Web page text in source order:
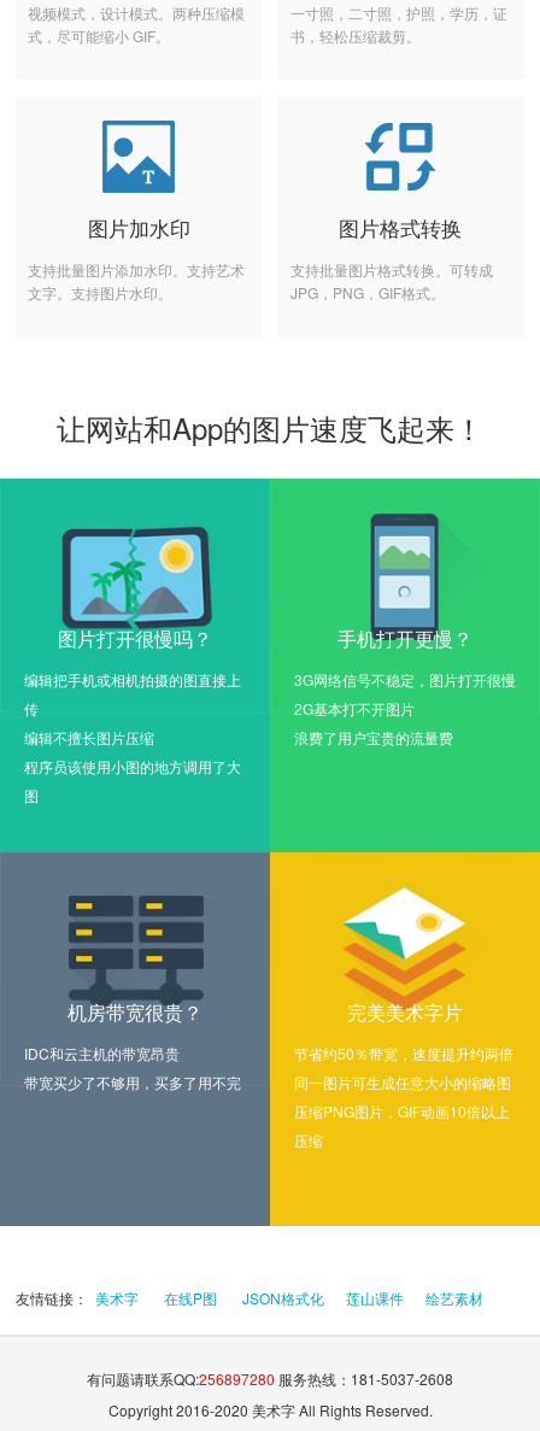
视频模式，设计模式。两种压缩模
式，尽可能缩小 GIF。
一寸照，二寸照，护照，学历，证
书，轻松压缩裁剪。
图片加水印
支持批量图片添加水印。支持艺术
文字。支持图片水印。
图片格式转换
支持批量图片格式转换。可转成
JPG，PNG，GIF格式。
让网站和App的图片速度飞起来！
图片打开很慢吗？
编辑把手机或相机拍摄的图直接上
传
编辑不擅长图片压缩
程序员该使用小图的地方调用了大
图
手机打开更慢？
3G网络信号不稳定，图片打开很慢
2G基本打不开图片
浪费了用户宝贵的流量费
机房带宽很贵？
IDC和云主机的带宽昂贵
带宽买少了不够用，买多了用不完
完美美术字片
节省约50％带宽，速度提升约两倍
同一图片可生成任意大小的缩略图
压缩PNG图片，GIF动画10倍以上
压缩
友情链接：美术字 在线P图 JSON格式化 莲山课件 绘艺素材
有问题请联系QQ:256897280 服务热线：181-5037-2608
Copyright 2016-2020 美术字 All Rights Reserved.